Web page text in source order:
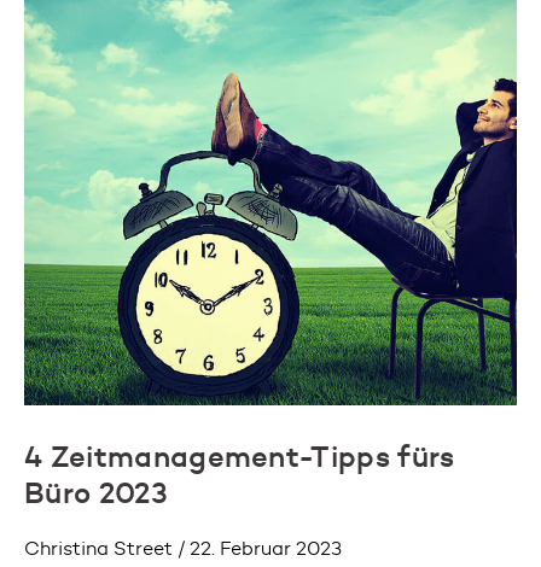
4 Zeitmanagement-Tipps fürs
Büro 2023
Christina Street / 22. Februar 2023